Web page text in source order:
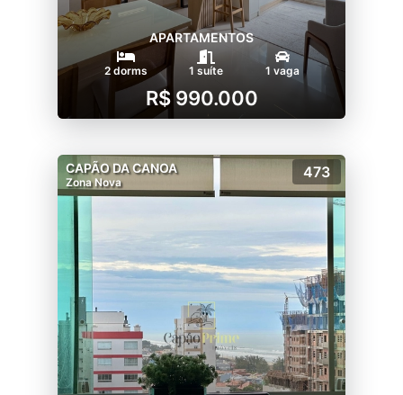
APARTAMENTOS
2 dorms 1 suíte 1 vaga
R$ 990.000
CAPÃO DA CANOA
Zona Nova
473